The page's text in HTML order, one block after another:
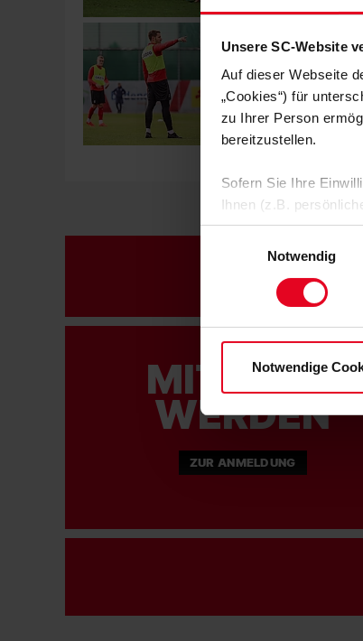
Unsere SC-Website
Auf dieser Webseite
„Cookies“) für
zu Ihrer Person
bereitzustellen.
Sofern Sie Ihre
Ihnen (z.B.
zulassen“-Button
personenbezogenen
Soweit Sie
Einwilligungsauswahl
Notwendig
Notwendige
MITGLIED
WERDEN
ZUR ANMELDUNG